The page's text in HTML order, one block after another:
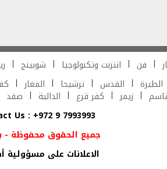
فن انترنت وتكنولوجيا شوبينج
الطيرة القدس ترشيحا المغار
زيمر كفر قرع الدالية صفد
Us : +972 9 7993993
جميع الحقوق محفوظة -
الاعلانات على مسؤولية